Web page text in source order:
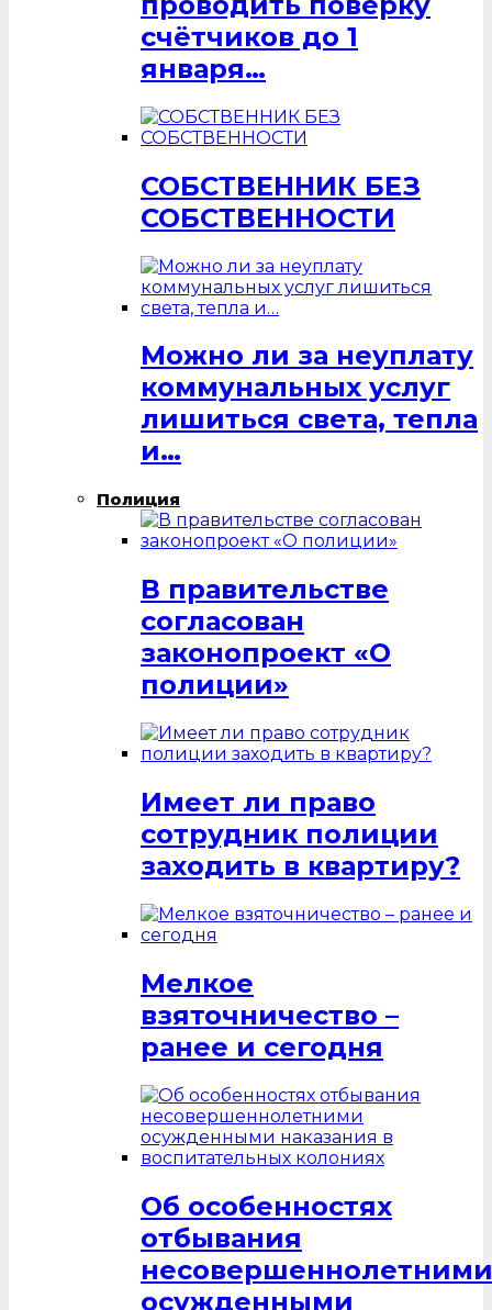
счётчиков до 1
января…
СОБСТВЕННИК БЕЗ
СОБСТВЕННОСТИ
Можно ли за неуплату
коммунальных услуг
лишиться света, тепла
и…
Полиция
В правительстве
согласован
законопроект «О
полиции»
Имеет ли право
сотрудник полиции
заходить в квартиру?
Мелкое
взяточничество –
ранее и сегодня
Об особенностях
отбывания
несовершеннолетними
осужденными